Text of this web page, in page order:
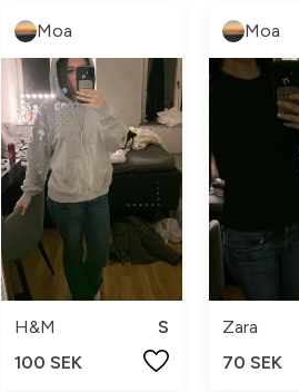
Moa
H&M
S
100 SEK
Moa
Zara
70 SEK